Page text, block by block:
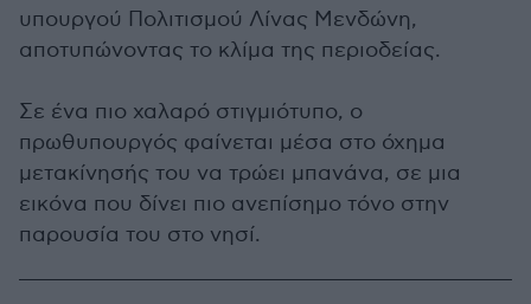
υπουργού Πολιτισμού Λίνας Μενδώνη,
αποτυπώνοντας το κλίμα της περιοδείας.
Σε ένα πιο χαλαρό στιγμιότυπο, ο
πρωθυπουργός φαίνεται μέσα στο όχημα
μετακίνησής του να τρώει μπανάνα, σε μια
εικόνα που δίνει πιο ανεπίσημο τόνο στην
παρουσία του στο νησί.